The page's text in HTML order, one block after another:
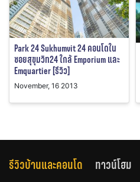
Park 24 Sukhumvit 24 คอนโดใน
ซอยสุขุมวิท24 ใกล้ Emporium และ
Emquartier [รีวิว]
November, 16 2013
รีวิวบ้านและคอนโด ทาวน์โฮม